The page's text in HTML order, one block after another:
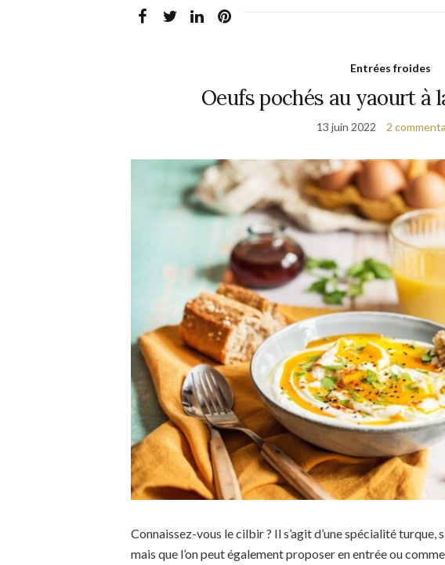
Entrées froides
Oeufs pochés au yaourt à
13 juin 2022 2
Connaissez-vous le cilbir ? Il s’agit d’une spécialité turque,
mais que l’on peut également proposer en entrée ou